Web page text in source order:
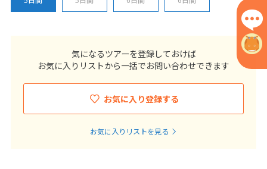
気になるツアーを登録しておけば
お気に入りリストから一括でお問い合わせできます
お気に入り登録する
お気に入りリストを見る